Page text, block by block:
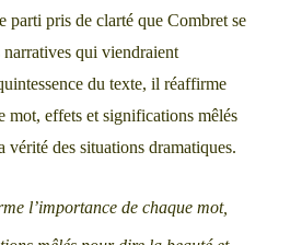
parti pris de clarté que Combret se
qui viendraient
du texte, il réaffirme
mot, effets et significations mêlés
vérité des situations dramatiques.
l’importance de chaque mot,